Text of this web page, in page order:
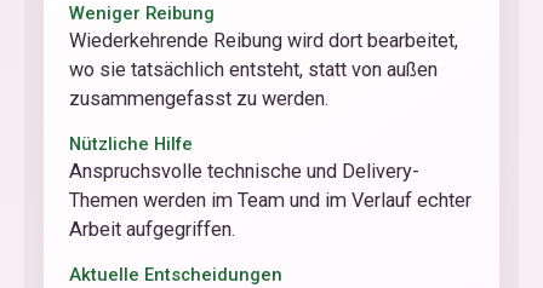
Weniger Reibung
Wiederkehrende Reibung wird dort bearbeitet,
wo sie tatsächlich entsteht, statt von außen
zusammengefasst zu werden.
Nützliche Hilfe
Anspruchsvolle technische und Delivery-
Themen werden im Team und im Verlauf echter
Arbeit aufgegriffen.
Aktuelle Entscheidungen